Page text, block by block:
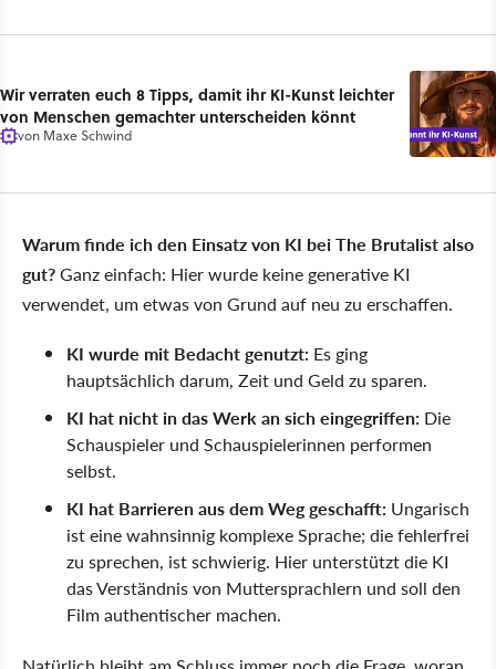
Wir verraten euch 8 Tipps, damit ihr KI-Kunst leichter
von Menschen gemachter unterscheiden könnt
von Maxe Schwind
Warum finde ich den Einsatz von KI bei The Brutalist also
gut?Ganz einfach: Hier wurde keine generative KI
verwendet, um etwas von Grund auf neu zu erschaffen.
KI wurde mit Bedacht genutzt: Es ging
hauptsächlich darum, Zeit und Geld zu sparen.
KI hat nicht in das Werk an sich eingegriffen: Die
Schauspieler und Schauspielerinnen performen
selbst.
KI hat Barrieren aus dem Weg geschafft: Ungarisch
ist eine wahnsinnig komplexe Sprache; die fehlerfrei
zu sprechen, ist schwierig. Hier unterstützt die KI
das Verständnis von Muttersprachlern und soll den
Film authentischer machen.